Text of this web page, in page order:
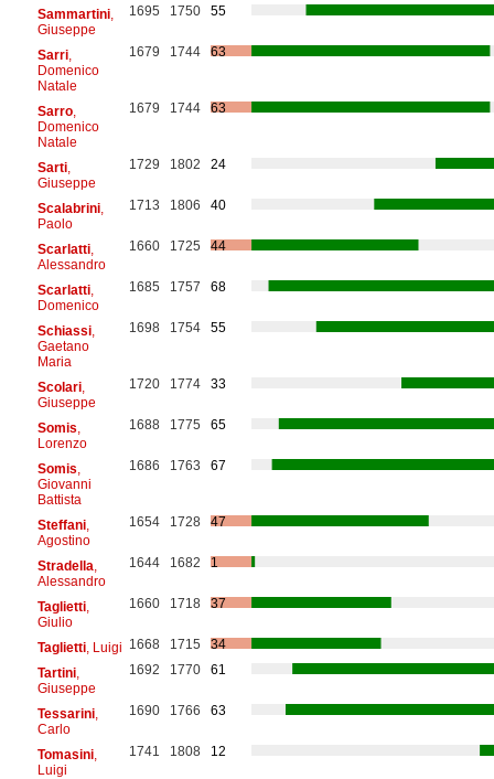
Sammartini,
Giuseppe
1695 1750 55
Sarri,
Domenico
Natale
1679 1744 63
Sarro,
Domenico
Natale
1679 1744 63
Sarti,
Giuseppe
1729 1802 24
Scalabrini,
Paolo
1713 1806 40
Scarlatti,
Alessandro
1660 1725 44
Scarlatti,
Domenico
1685 1757 68
Schiassi,
Gaetano
Maria
1698 1754 55
Scolari,
Giuseppe
1720 1774 33
Somis
Lorenzo
1688 1775 65
Somis
Giovanni
Battista
1686 1763 67
Steffani,
Agostino
1654 1728 47
Stradella
Alessandro
1644 1682 1
Taglietti,
Giulio
1660 1718 37
Taglietti, Luigi 1668 1715
34
Tartini,
Giuseppe
1692 1770 61
Tessarini,
Carlo
1690 1766 63
Tomasini,
Luigi
1741 1808 12